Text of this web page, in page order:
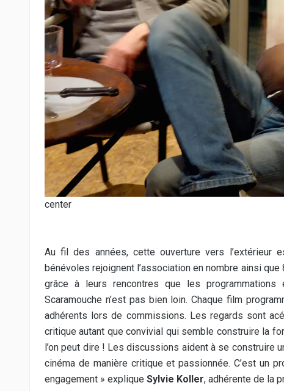
center
Au fil des années, cette ouverture vers l’extérieur
bénévoles rejoignent l’association en nombre ainsi
grâce à leurs rencontres que les
Scaramouche n’est pas bien loin. Chaque film
adhérents lors de commissions. Les regards sont
critique autant que convivial qui semble construire la
l’on peut dire ! Les discussions aident à se construire
cinéma de manière critique et passionnée. C’est un
engagement » explique Sylvie Koller, adhérente de la